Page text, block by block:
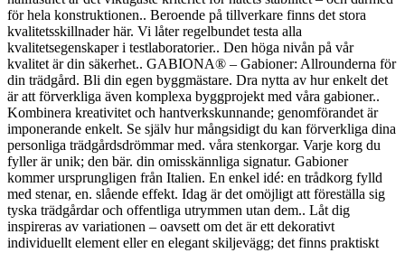
för hela konstruktionen.. Beroende på tillverkare finns det stora
kvalitetsskillnader här. Vi låter regelbundet testa alla
kvalitetsegenskaper i testlaboratorier.. Den höga nivån på vår
kvalitet är din säkerhet.. GABIONA® – Gabioner: Allrounderna för
din trädgård. Bli din egen byggmästare. Dra nytta av hur enkelt det
är att förverkliga även komplexa byggprojekt med våra gabioner..
Kombinera kreativitet och hantverkskunnande; genomförandet är
imponerande enkelt. Se själv hur mångsidigt du kan förverkliga dina
personliga trädgårdsdrömmar med. våra stenkorgar. Varje korg du
fyller är unik; den bär. din omisskännliga signatur. Gabioner
kommer ursprungligen från Italien. En enkel idé: en trådkorg fylld
med stenar, en. slående effekt. Idag är det omöjligt att föreställa sig
tyska trädgårdar och offentliga utrymmen utan dem.. Låt dig
inspireras av variationen – oavsett om det är ett dekorativt
individuellt element eller en elegant skiljevägg; det finns praktiskt